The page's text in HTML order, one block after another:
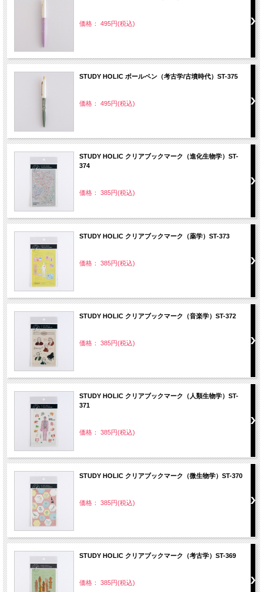
価格： 495円(税込)
STUDY HOLIC ボールペン（考古学/古墳時代）ST-375
価格： 495円(税込)
STUDY HOLIC クリアブックマーク（進化生物学）ST-
374
価格： 385円(税込)
STUDY HOLIC クリアブックマーク（薬学）ST-373
価格： 385円(税込)
STUDY HOLIC クリアブックマーク（音楽学）ST-372
価格： 385円(税込)
STUDY HOLIC クリアブックマーク（人類生物学）ST-
371
価格： 385円(税込)
STUDY HOLIC クリアブックマーク（微生物学）ST-370
価格： 385円(税込)
STUDY HOLIC クリアブックマーク（考古学）ST-369
価格： 385円(税込)